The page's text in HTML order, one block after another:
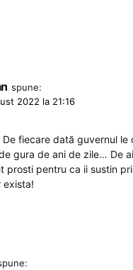
spune:
2022 la 21:16
fiecare dată guvernul le
gura de ani de zile… De
prosti pentru ca ii sustin
exista!